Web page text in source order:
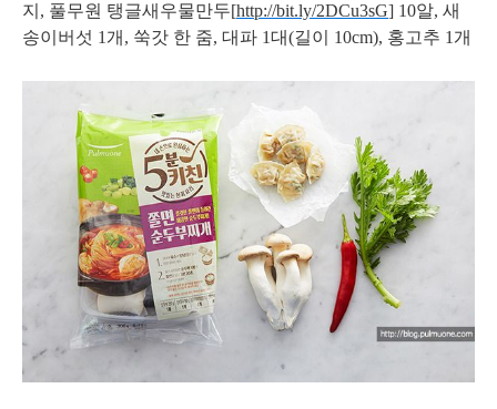
지, 풀무원 탱글새우물만두[http://bit.ly/2DCu3sG] 10알, 새
송이버섯 1개, 쑥갓 한 줌, 대파 1대(길이 10cm), 홍고추 1개